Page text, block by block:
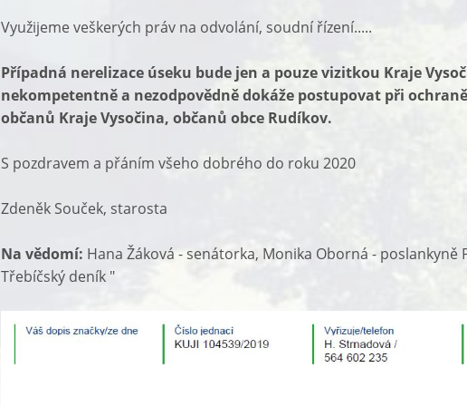
Využijeme veškerých práv na odvolání, soudní řízení.....
Případná nerelizace úseku bude jen a pouze vizitkou Kraje
nekompetentně a nezodpovědně dokáže postupovat při
občanů Kraje Vysočina, občanů obce Rudíkov.
S pozdravem a přáním všeho dobrého do roku 2020
Zdeněk Souček, starosta
Na vědomí: Hana Žáková - senátorka, Monika Oborná - poslankyně
Třebíčský deník "